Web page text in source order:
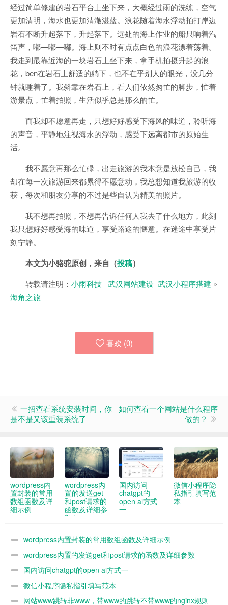
经过简单修建的岩石平台上坐下来，大概经过雨的洗练，空气
更加清明，海水也更加清澈湛蓝。浪花随着海水浮动拍打岸边
岩石不断升起落下，升起落下。远处的海上作业的船只响着汽
笛声，嘟—嘟—嘟。海上则不时有点点白色的浪花漂着荡着。
我走到最靠近海的一块岩石上坐下来，拿手机拍摄升起的浪
花，ben在岩石上舒适的躺下，也不在乎别人的眼光，没几分
钟就睡着了。我斜靠在岩石上，看人们依然匆忙的脚步，忙着
游景点，忙着拍照，生活似乎总是那么的忙。
而我却不愿意再走，只想好好感受下海风的味道，聆听海
的声音，平静地注视海水的浮动，感受下远离都市的原始生
活。
我不愿意再那么忙碌，出走旅游的我本意是放松自己，我
却在每一次旅游回来都累得不愿意动，我总想知道我旅游的收
获，每次和朋友分享的不过是些自认为精美的照片。
我不想再拍照，不想再告诉任何人我去了什么地方，此刻
我只想好好感受海的味道，享受路途的惬意。在迷途中享受片
刻宁静。
本文为小骆驼原创，来自（投稿）
转载请注明： 小雨科技 _武汉网站建设_武汉小程序搭建 »
海角之旅
喜欢 (0)
一招查看系统安装时间，你
是不是又该重装系统了
如何查看一个网站是什么程序
做的？
wordpress内
置封装的常用
数组函数及详
细示例
wordpress内
置的发送get
和post请求的
函数及详细参
数demo
国内访问
chatgpt的
open ai方式
一
微信小程序隐
私指引填写范
本
wordpress内置封装的常用数组函数及详细示例
wordpress内置的发送get和post请求的函数及详细参数
demo国内访问chatgpt的open ai方式一
微信小程序隐私指引填写范本
网站www跳转非www，带www的跳转不带www的nginx规则